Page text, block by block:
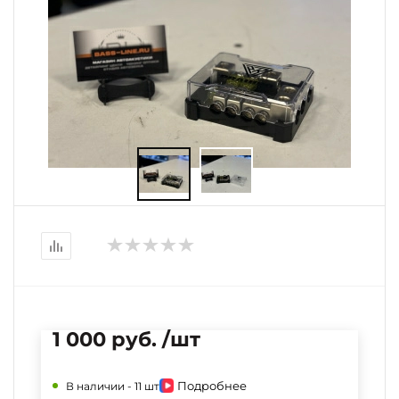
1 000 руб. /шт
В наличии - 11 шт Подробнее